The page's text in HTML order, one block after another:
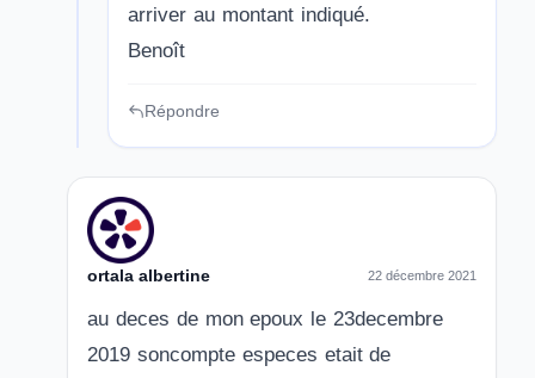
arriver au montant indiqué.
Benoît
Répondre
ortala albertine 22 décembre 2021
au deces de mon epoux le 23decembre
2019 soncompte especes etait de